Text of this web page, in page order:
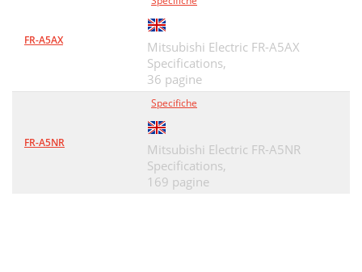
FR-A5AX
Mitsubishi Electric FR-A5AX
Specifications,
36 pagine
FR-A5NR
Specifiche
Mitsubishi Electric FR-A5NR
Specifications,
169 pagine